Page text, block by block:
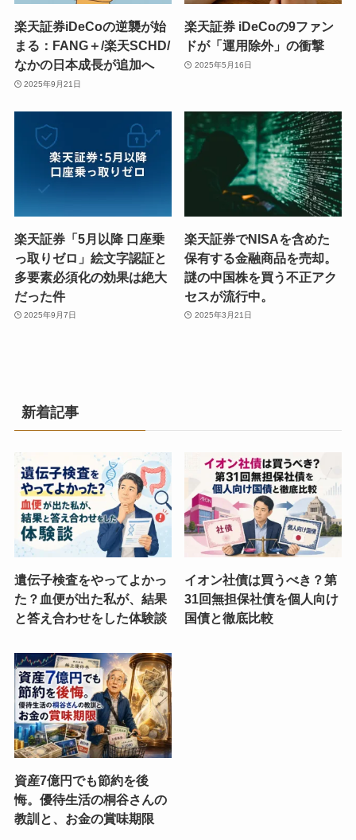
楽天証券iDeCoの逆襲が始
まる：FANG＋/楽天SCHD/
なかの日本成長が追加へ
2025年9月21日
楽天証券 iDeCoの9ファン
ドが「運用除外」の衝撃
2025年5月16日
楽天証券「5月以降 口座乗
っ取りゼロ」絵文字認証と
多要素必須化の効果は絶大
だった件
2025年9月7日
楽天証券でNISAを含めた
保有する金融商品を売却。
謎の中国株を買う不正アク
セスが流行中。
2025年3月21日
新着記事
遺伝子検査をやってよかっ
た？血便が出た私が、結果
と答え合わせをした体験談
イオン社債は買うべき？第
31回無担保社債を個人向け
国債と徹底比較
資産7億円でも節約を後
悔。優待生活の桐谷さんの
教訓と、お金の賞味期限